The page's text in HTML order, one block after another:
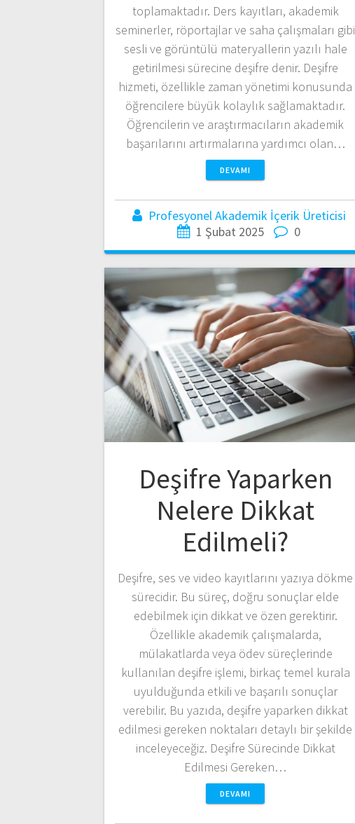
toplamaktadır. Ders kayıtları, akademik
seminerler, röportajlar ve saha çalışmaları gibi
sesli ve görüntülü materyallerin yazılı hale
getirilmesi sürecine deşifre denir. Deşifre
hizmeti, özellikle zaman yönetimi konusunda
öğrencilere büyük kolaylık sağlamaktadır.
Öğrencilerin ve araştırmacıların akademik
başarılarını artırmalarına yardımcı olan…
DEVAMI
Profesyonel Akademik İçerik Üreticisi
1 Şubat 2025
0
Deşifre Yaparken
Nelere Dikkat
Edilmeli?
Deşifre, ses ve video kayıtlarını yazıya dökme
sürecidir. Bu süreç, doğru sonuçlar elde
edebilmek için dikkat ve özen gerektirir.
Özellikle akademik çalışmalarda,
mülakatlarda veya ödev süreçlerinde
kullanılan deşifre işlemi, birkaç temel kurala
uyulduğunda etkili ve başarılı sonuçlar
verebilir. Bu yazıda, deşifre yaparken dikkat
edilmesi gereken noktaları detaylı bir şekilde
inceleyeceğiz. Deşifre Sürecinde Dikkat
Edilmesi Gereken…
DEVAMI